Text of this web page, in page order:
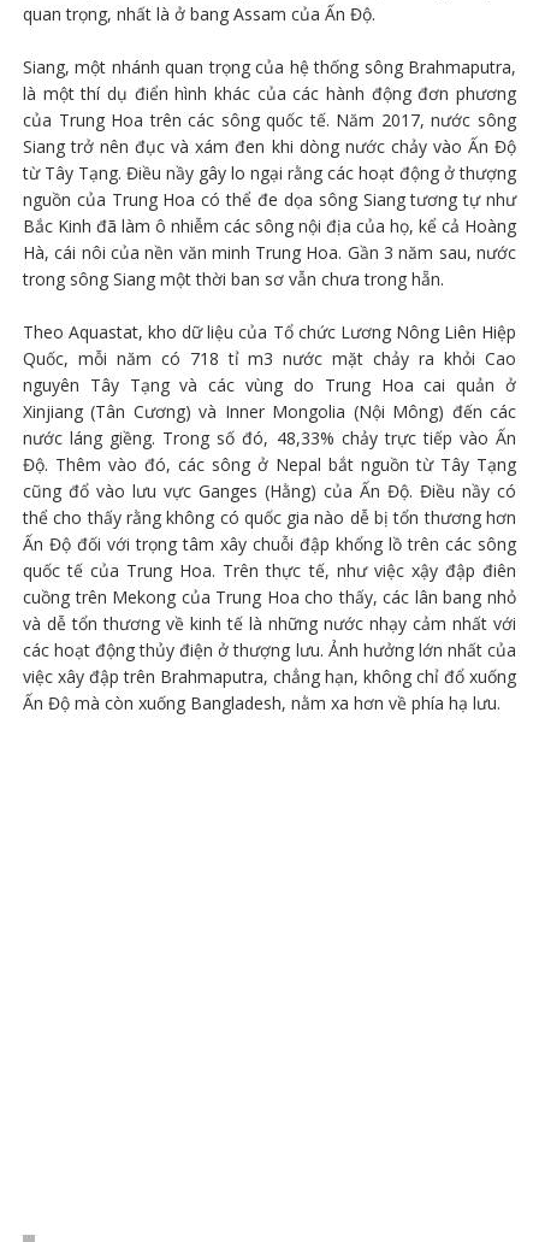
quan trọng, nhất là ở bang Assam của Ấn Độ.
Siang, một nhánh quan trọng của hệ thống sông Brahmaputra,
là một thí dụ điển hình khác của các hành động đơn phương
của Trung Hoa trên các sông quốc tế. Năm 2017, nước sông
Siang trở nên đục và xám đen khi dòng nước chảy vào Ấn Độ
từ Tây Tạng. Điều nầy gây lo ngại rằng các hoạt động ở thượng
nguồn của Trung Hoa có thể đe dọa sông Siang tương tự như
Bắc Kinh đã làm ô nhiễm các sông nội địa của họ, kể cả Hoàng
Hà, cái nôi của nền văn minh Trung Hoa. Gần 3 năm sau, nước
trong sông Siang một thời ban sơ vẫn chưa trong hẵn.
Theo Aquastat, kho dữ liệu của Tổ chức Lương Nông Liên Hiệp
Quốc, mỗi năm có 718 tỉ m3 nước mặt chảy ra khỏi Cao
nguyên Tây Tạng và các vùng do Trung Hoa cai quản ở
Xinjiang (Tân Cương) và Inner Mongolia (Nội Mông) đến các
nước láng giềng. Trong số đó, 48,33% chảy trực tiếp vào Ấn
Độ. Thêm vào đó, các sông ở Nepal bắt nguồn từ Tây Tạng
cũng đổ vào lưu vực Ganges (Hằng) của Ấn Độ. Điều nầy có
thể cho thấy rằng không có quốc gia nào dễ bị tổn thương hơn
Ấn Độ đối với trọng tâm xây chuỗi đập khổng lồ trên các sông
quốc tế của Trung Hoa. Trên thực tế, như việc xậy đập điên
cuồng trên Mekong của Trung Hoa cho thấy, các lân bang nhỏ
và dễ tổn thương về kinh tế là những nước nhạy cảm nhất với
các hoạt động thủy điện ở thượng lưu. Ảnh hưởng lớn nhất của
việc xây đập trên Brahmaputra, chẳng hạn, không chỉ đổ xuống
Ấn Độ mà còn xuống Bangladesh, nằm xa hơn về phía hạ lưu.